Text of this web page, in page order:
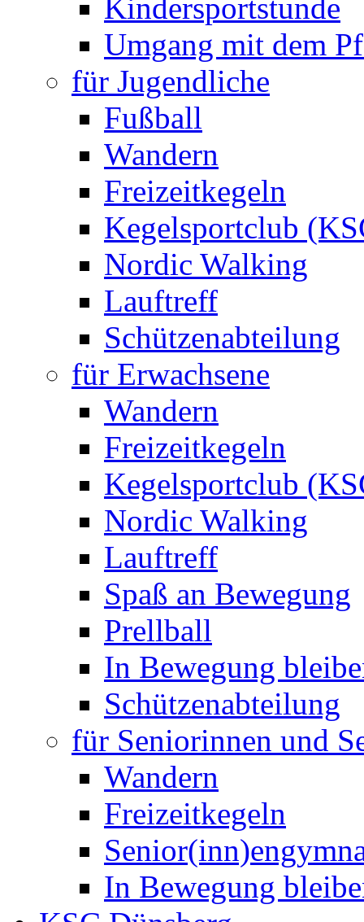
Kindersportstunde
Umgang mit dem
für Jugendliche
Fußball
Wandern
Freizeitkegeln
Kegelsportclub
Nordic Walking
Lauftreff
Schützenabteilung
für Erwachsene
Wandern
Freizeitkegeln
Kegelsportclub
Nordic Walking
Lauftreff
Spaß an Bewegung
Prellball
In Bewegung
Schützenabteilung
für Seniorinnen und
Wandern
Freizeitkegeln
In Bewegung